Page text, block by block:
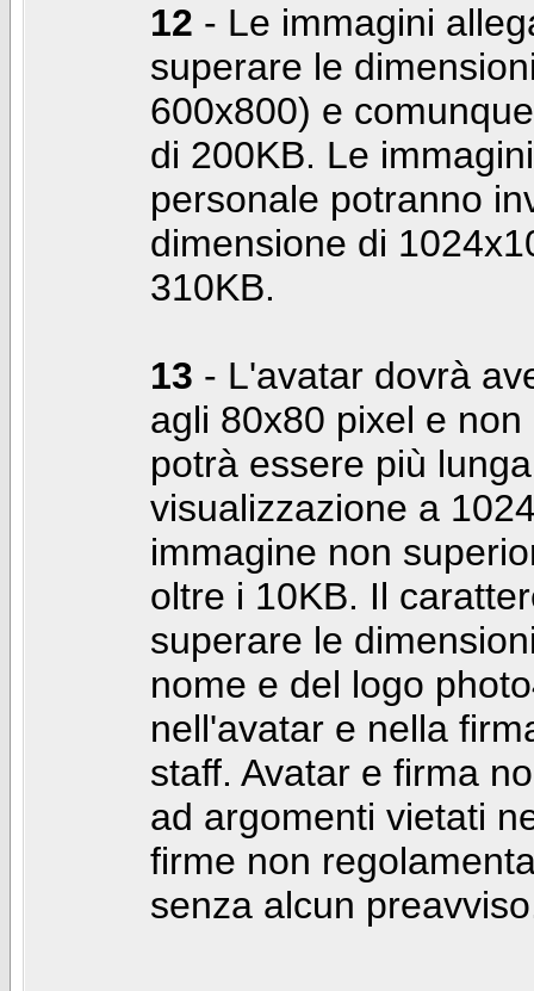
12 - Le immagini
superare le
600x800) e
di 200KB. Le
personale potranno
dimensione di
310KB.
13 - L'avatar dovrà
agli 80x80 pixel e
potrà essere più
visualizzazione a
immagine non
oltre i 10KB. Il
superare le
nome e del logo
nell'avatar e nella
staff. Avatar e firma
ad argomenti vietati
firme non
senza alcun